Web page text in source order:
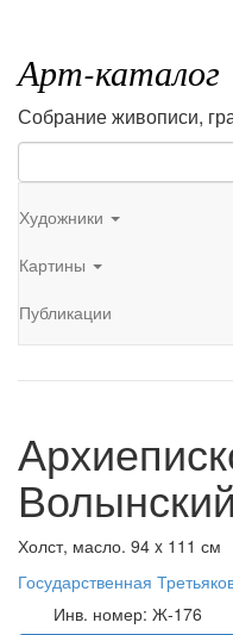
Арт-каталог
Собрание живописи,
Художники
Картины
Публикации
Холст, масло. 94 x 111 см
Государственная
Инв. номер: Ж-176